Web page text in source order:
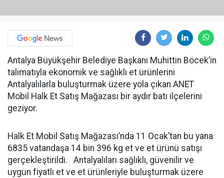
Antalya Büyükşehir Belediye Başkanı Muhittin Böcek’in
talimatıyla ekonomik ve sağlıklı et ürünlerini
Antalyalılarla buluşturmak üzere yola çıkan ANET
Mobil Halk Et Satış Mağazası bir aydır batı ilçelerini
geziyor.
Halk Et Mobil Satış Mağazası’nda 11 Ocak’tan bu yana
6835 vatandaşa 14 bin 396 kg et ve et ürünü satışı
gerçekleştirildi. Antalyalıları sağlıklı, güvenilir ve
uygun fiyatlı et ve et ürünleriyle buluşturmak üzere